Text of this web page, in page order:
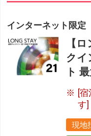
インターネット限定
【
クイ
ト
[
す]
現地